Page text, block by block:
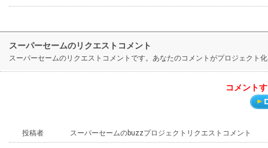
スーパーセームのリクエストコメント
スーパーセームのリクエストコメントです。あなたのコメントがプロジェクト
コメント
投稿者 スーパーセームのbuzzプロジェクトリクエストコメント